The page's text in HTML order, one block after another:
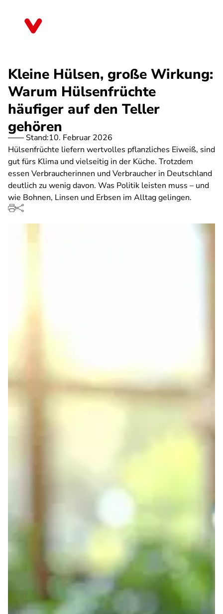
Kleine Hülsen, große Wirkung:
Warum Hülsenfrüchte
häufiger auf den Teller
gehören
Stand:10. Februar 2026
Hülsenfrüchte liefern wertvolles pflanzliches Eiweiß, sind
gut fürs Klima und vielseitig in der Küche. Trotzdem
essen Verbraucherinnen und Verbraucher in Deutschland
deutlich zu wenig davon. Was Politik leisten muss – und
wie Bohnen, Linsen und Erbsen im Alltag gelingen.